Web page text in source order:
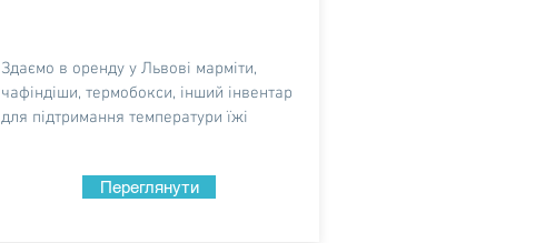
Здаємо в оренду у Львові марміти,
чафіндіши, термобокси, інший інвентар
для підтримання температури їжі
Переглянути